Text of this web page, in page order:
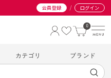
会員登録 / ログイン
0
カテゴリ ブランド